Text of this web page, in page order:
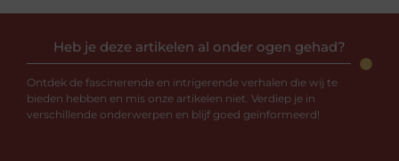
Heb je deze artikelen al onder ogen gehad?
Ontdek de fascinerende en intrigerende verhalen die wij te
bieden hebben en mis onze artikelen niet. Verdiep je in
verschillende onderwerpen en blijf goed geïnformeerd!